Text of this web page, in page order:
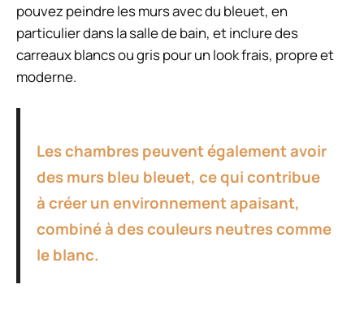
pouvez peindre les murs avec du bleuet, en
particulier dans la salle de bain, et inclure des
carreaux blancs ou gris pour un look frais, propre et
moderne.
Les chambres peuvent également avoir
des murs bleu bleuet, ce qui contribue
à créer un environnement apaisant,
combiné à des couleurs neutres comme
le blanc.